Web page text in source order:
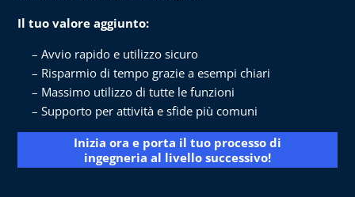
Il tuo valore aggiunto:
Avvio rapido e utilizzo sicuro
Risparmio di tempo grazie a esempi chiari
Massimo utilizzo di tutte le funzioni
Supporto per attività e sfide più comuni
Inizia ora e porta il tuo processo di
ingegneria al livello successivo!